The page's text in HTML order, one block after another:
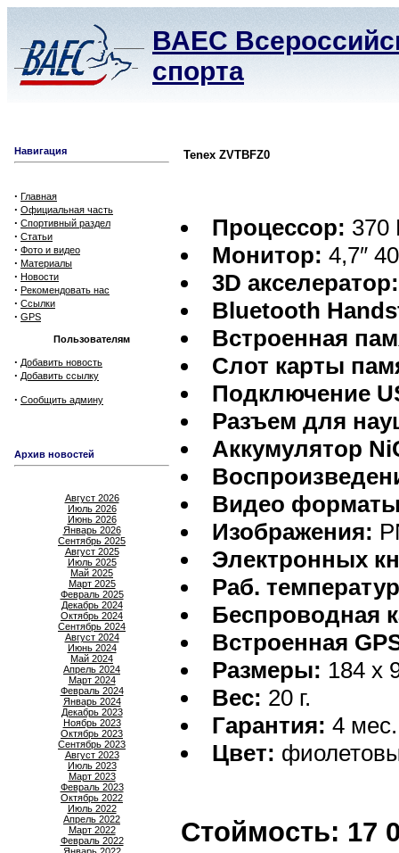
ВАЕС
спорта
Навигация
· Главная
· Официальная часть
· Спортивный раздел
· Статьи
· Фото и видео
· Материалы
· Новости
· Рекомендовать нас
· Ссылки
· GPS
Пользователям
· Добавить новость
· Добавить ссылку
· Сообщить админу
Архив новостей
Август 2026
Июль 2026
Июнь 2026
Январь 2026
Сентябрь 2025
Август 2025
Июль 2025
Май 2025
Март 2025
Февраль 2025
Декабрь 2024
Октябрь 2024
Сентябрь 2024
Август 2024
Июнь 2024
Май 2024
Апрель 2024
Март 2024
Февраль 2024
Январь 2024
Декабрь 2023
Ноябрь 2023
Октябрь 2023
Сентябрь 2023
Август 2023
Июль 2023
Март 2023
Февраль 2023
Октябрь 2022
Июль 2022
Апрель 2022
Март 2022
Февраль 2022
Tenex ZVTBFZ0
Процессор: 370
Монитор: 4,7″
3D акселератор:
Bluetooth
Встроенная
Слот карты
Подключение
Разъем для
Аккумулятор
Видео
Изображения:
Электронных
Раб.
Беспроводная
Встроенная
Размеры: 184 x
Вес: 20 г.
Гарантия: 4 мес.
Цвет:
Стоймость: 17